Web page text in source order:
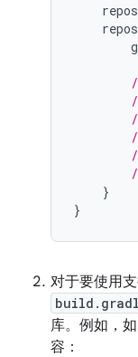
}
}
对于要使用
库。例如，
容：